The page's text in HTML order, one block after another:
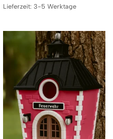
Lieferzeit: 3-5 Werktage